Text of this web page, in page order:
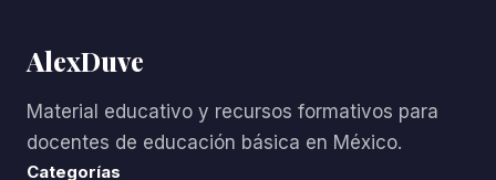
AlexDuve
Material educativo y recursos formativos para
docentes de educación básica en México.
Categorías